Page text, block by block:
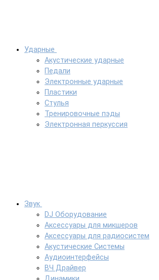
Ударные
Акустические ударные
Педали
Электронные ударные
Пластики
Стулья
Тренировочные пэды
Электронная перкуссия
Звук
DJ Оборудование
Аксессуары для микшеров
Аксессуары для радиосистем
Акустические Системы
Аудиоинтерфейсы
ВЧ Драйвер